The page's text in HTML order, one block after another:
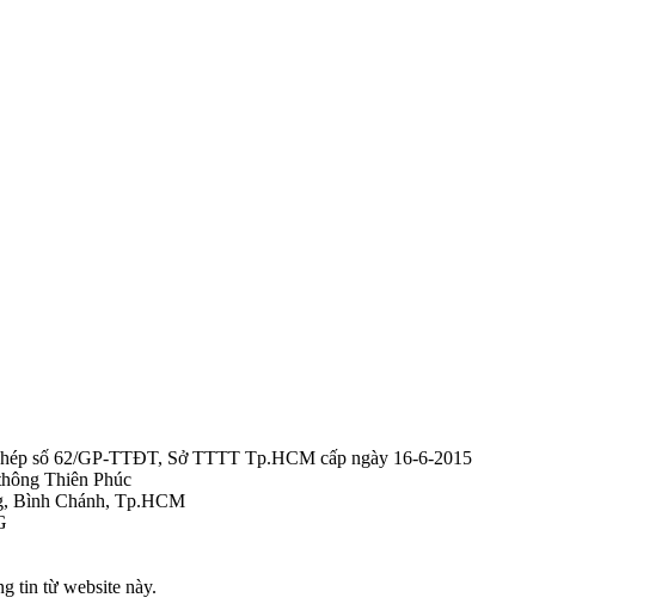
số 62/GP-TTĐT, Sở TTTT Tp.HCM cấp ngày 16-6-2015
Thiên Phúc
Bình Chánh, Tp.HCM
tin từ website này.